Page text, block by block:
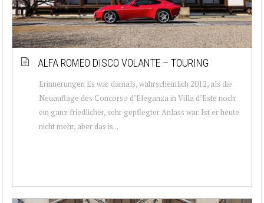
ALFA ROMEO DISCO VOLANTE – TOURING
Erinnerungen Es war damals, wahrscheinlich 2012, als die
Neuauflage des Concorso d’Eleganza in Villa d’Este noch
ein ganz friedlicher, sehr gepflegter Anlass war. Ist er heute
nicht mehr, aber das is...